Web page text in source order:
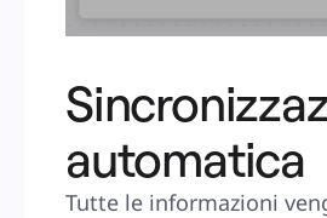
automatica
Tutte le informazioni